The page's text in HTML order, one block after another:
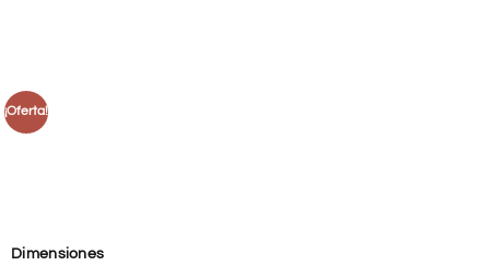
¡Oferta!
Dimensiones